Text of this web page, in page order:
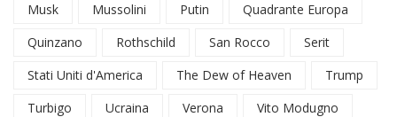
Musk
Mussolini Putin
Quadrante Europa
Quinzano
Rothschild San Rocco
Serit
Stati Uniti d'America
The Dew of Heaven
Trump
Turbigo
Ucraina Verona
Vito Modugno